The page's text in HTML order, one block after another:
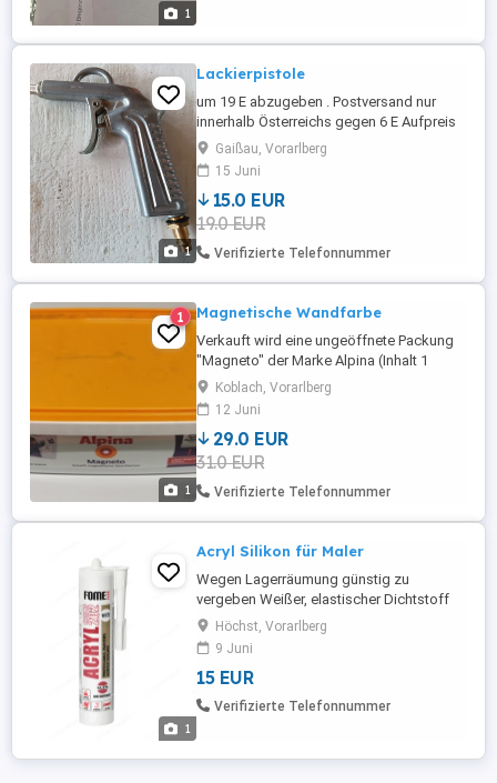
1
1
Lackierpistole
um 19 E abzugeben . Postversand nur
innerhalb Österreichs gegen 6 E Aufpreis
möglich.
Gaißau, Vorarlberg
15 Juni
15.0 EUR
19.0 EUR
Verifizierte Telefonnummer
1
1 Magnetische Wandfarbe
Verkauft wird eine ungeöffnete Packung
"Magneto" der Marke Alpina (Inhalt 1
Liter). Laut Verpackung reicht der Inhalt für
ca. 2 Quadratmeter, bei uns hat die erste
Packung für 2 Quadratmeter bei 5
ANSTRICHEN ausgereicht, es ist sogar
noch was übrig. Die Farbe wurde Ende
Februar 2025 gekauft und wie ...
Koblach, Vorarlberg
12 Juni
29.0 EUR
31.0 EUR
Verifizierte Telefonnummer
1
Acryl Silikon für Maler
Wegen Lagerräumung günstig zu
vergeben Weißer, elastischer Dichtstoff
auf Basis bon Acryldispersion Art.-Nr.:01-
5-1-101 Farbe:Weiß Inhalt:310 ml
Überstreichbar mit wasserbasierten und
synthetischen Farben Elastisch Einfache
Verarbeitung und Reinigung Verursacht
Höchst, Vorarlberg
9 Juni
15 EUR
Verifizierte Telefonnummer